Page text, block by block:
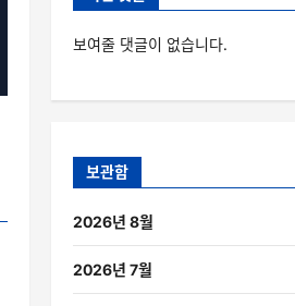
보여줄 댓글이 없습니다.
보관함
2026년 8월
2026년 7월